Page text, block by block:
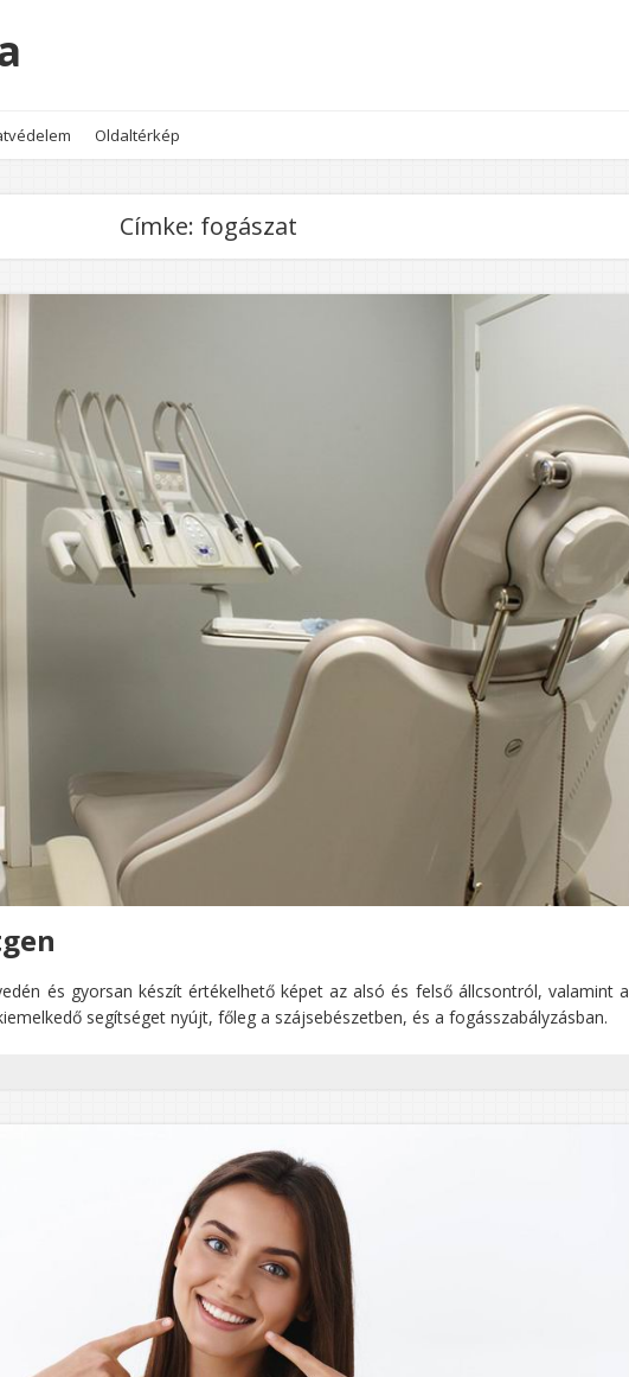
Oldaltérkép
Címke: fogászat
és gyorsan készít értékelhető képet az alsó és felső állcsontról, valamint a
segítséget nyújt, főleg a szájsebészetben, és a fogásszabályzásban.